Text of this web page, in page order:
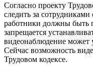
Согласно проекту
следить за
работники должны быть
запрещается
видеонаблюдение может
Сейчас возможность
Трудовом кодексе.